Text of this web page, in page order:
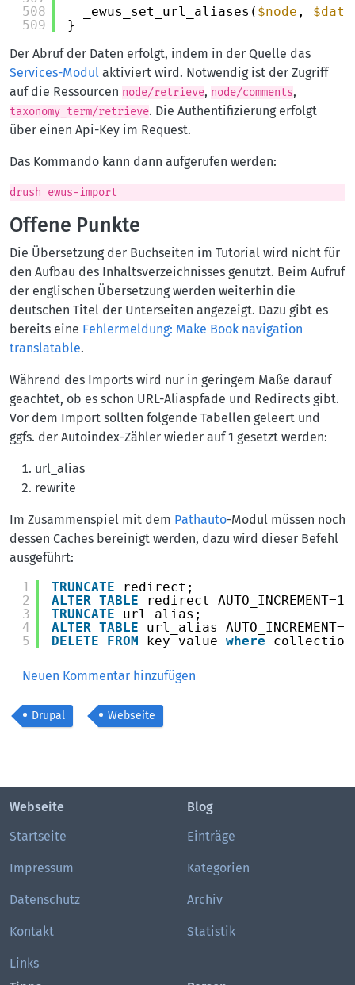
508
509
_ewus_set_url_aliases( $node , $data
}
Der Abruf der Daten erfolgt, indem in der Quelle das
Services-Modul aktiviert wird. Notwendig ist der Zugriff
auf die Ressourcen node/retrieve, node/comments,
taxonomy_term/retrieve. Die Authentifizierung erfolgt
über einen Api-Key im Request.
Das Kommando kann dann aufgerufen werden:
drush ewus-import
Offene Punkte
Die Übersetzung der Buchseiten im Tutorial wird nicht für
den Aufbau des Inhaltsverzeichnisses genutzt. Beim Aufruf
der englischen Übersetzung werden weiterhin die
deutschen Titel der Unterseiten angezeigt. Dazu gibt es
bereits eine Fehlermeldung: Make Book navigation
translatable.
Während des Imports wird nur in geringem Maße darauf
geachtet, ob es schon URL-Aliaspfade und Redirects gibt.
Vor dem Import sollten folgende Tabellen geleert und
ggfs. der Autoindex-Zähler wieder auf 1 gesetzt werden:
url_alias
rewrite
Im Zusammenspiel mit dem Pathauto-Modul müssen noch
dessen Caches bereinigt werden, dazu wird dieser Befehl
ausgeführt:
1
2
3
4
5
TRUNCATE
redirect;
ALTER TABLE
redirect AUTO_INCREMENT=1;
TRUNCATE
url_alias;
ALTER TABLE
url_alias
DELETE
FROM key_value where
Neuen Kommentar hinzufügen
Drupal Webseite
Webseite
Startseite
Impressum
Datenschutz
Kontakt
Links
Blog
Einträge
Kategorien
Archiv
Statistik